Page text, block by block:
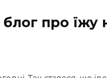
про їжу